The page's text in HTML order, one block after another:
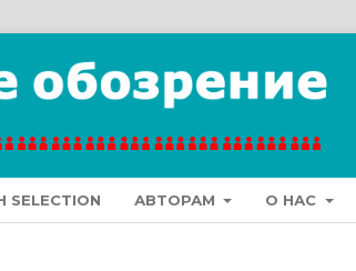
SELECTION АВТОРАМ О НАС